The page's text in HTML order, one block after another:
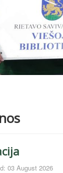
03 August 2026